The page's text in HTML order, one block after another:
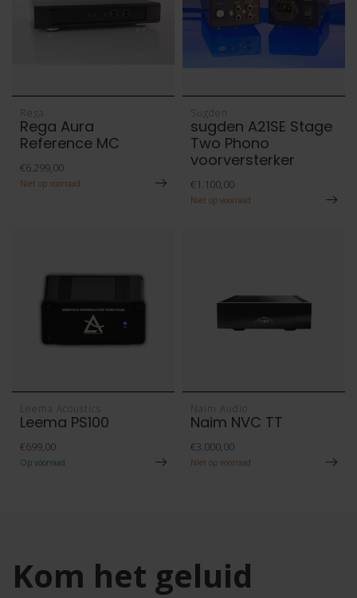
Rega
Rega Aura
Reference MC
€6.299,00
Niet op voorraad
Sugden
sugden A21SE Stage
Two Phono
voorversterker
€1.100,00
Niet op voorraad
Leema Acoustics
Leema PS100
€699,00
Op voorraad
Naim Audio
Naim NVC TT
€3.000,00
Niet op voorraad
Kom het geluid